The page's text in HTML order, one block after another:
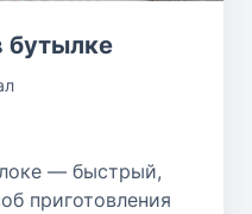
бутылке
— быстрый,
приготовления